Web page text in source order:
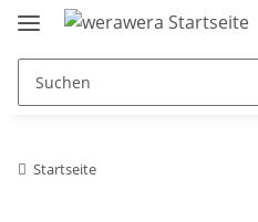
Startseite